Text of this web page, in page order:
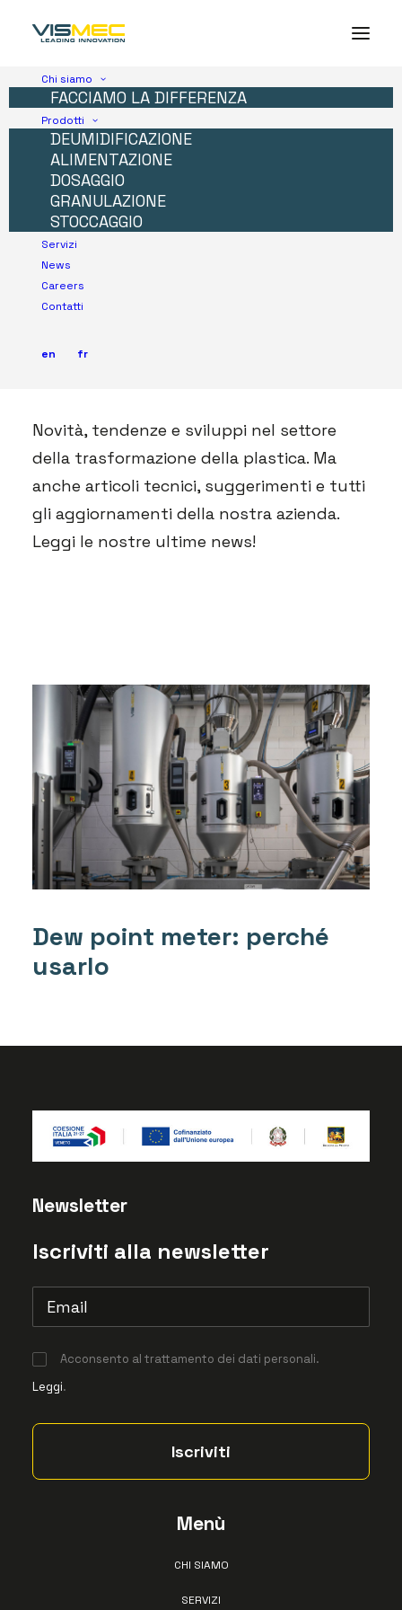
Chi siamo
FACCIAMO LA DIFFERENZA
Prodotti
DEUMIDIFICAZIONE
ALIMENTAZIONE
DOSAGGIO
GRANULAZIONE
STOCCAGGIO
Servizi
News
Careers
Contatti
en fr
Novità, tendenze e sviluppi nel settore
della trasformazione della plastica. Ma
anche articoli tecnici, suggerimenti e tutti
gli aggiornamenti della nostra azienda.
Leggi le nostre ultime news!
Dew point meter: perché
usarlo
Menù
CHI SIAMO
SERVIZI
Newsletter
Iscriviti alla newsletter
Acconsento al trattamento dei dati personali.
Leggi.